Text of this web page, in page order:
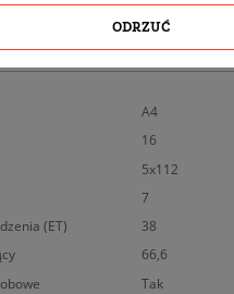
DOPASOWANIE
BEZPIECZEŃSTWO PRODUKTU
A4
16
5x112
7
(ET)
38
66,6
Tak
ODRZUĆ